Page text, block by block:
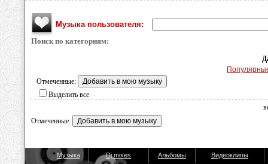
Музыка пользователя:
Поиск по категориям:
Отмеченные:
Выделить все
Отмеченные:
Музыка Dj mixes Альбомы
Видеоклипы